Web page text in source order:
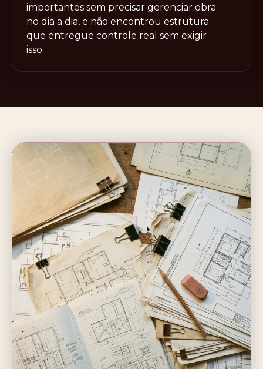
importantes sem precisar gerenciar obra
no dia a dia, e não encontrou estrutura
que entregue controle real sem exigir
isso.